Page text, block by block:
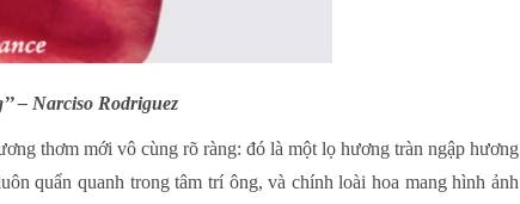
– Narciso Rodriguez
thơm mới vô cùng rõ ràng: đó là một lọ hương tràn ngập hương
quẩn quanh trong tâm trí ông, và chính loài hoa mang hình ảnh